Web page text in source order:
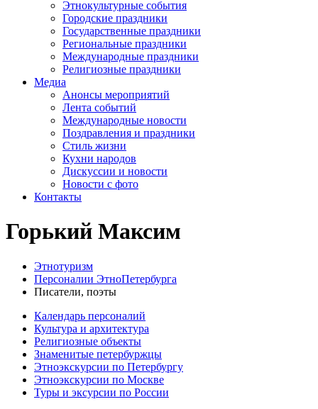
Этнокультурные события
Городские праздники
Государственные праздники
Региональные праздники
Международные праздники
Религиозные праздники
Медиа
Анонсы мероприятий
Лента событий
Международные новости
Поздравления и праздники
Cтиль жизни
Кухни народов
Дискуссии и новости
Новости с фото
Контакты
Горький Максим
Этнотуризм
Персоналии ЭтноПетербурга
Писатели, поэты
Календарь персоналий
Культура и архитектура
Религиозные объекты
Знаменитые петербуржцы
Этноэкскурсии по Петербургу
Этноэкскурсии по Москве
Туры и эксурсии по России